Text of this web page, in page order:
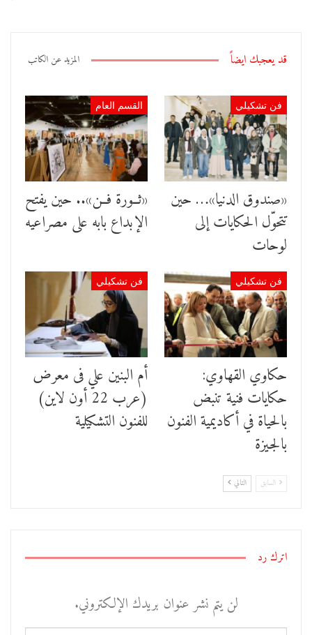
قد يعجبك ايضاً المزيد عن الكاتب
فن تشكيلي
«صندوق الدنيا»… حين
تتحوّل الحكايات إلى
لوحات
القسم العام
«ثــورة فــن».. حين يفتح
الإبداع بابه على مصراعيه
فن تشكيلي
حكاوي القهاوي:
حكايات فنية تنبض
بالحياة في أكاديمية الفنون
بالجيزة
فن تشكيلي
أم البنين علي فى معرض
(عرب 22 أون لاين)
للفنون التشكيلية
السابق التالي
اترك رد
لن يتم نشر عنوان بريدك الإلكتروني.